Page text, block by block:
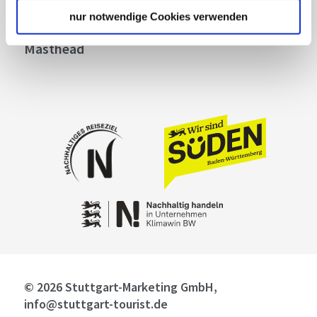
nur notwendige Cookies verwenden
Contact
Masthead
© 2026 Stuttgart-Marketing GmbH,
info@stuttgart-tourist.de